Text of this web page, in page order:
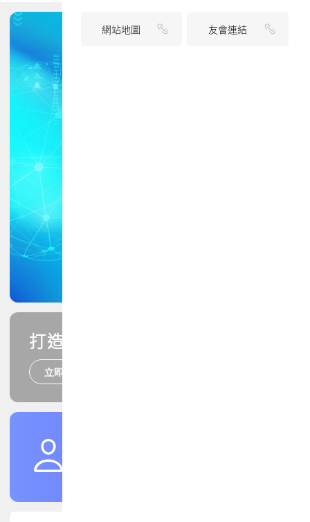
打造您的PCB專業技能
立即報名
網站地圖 友會連結